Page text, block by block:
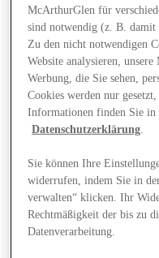
Angebote
McArthurGlen für
sind notwendig (z. B. damit
Zu den nicht notwendigen
Website analysieren,
Werbung, die Sie sehen,
Cookies werden nur
Informationen finden Sie in
Datenschutzerklärung
Sie können Ihre
widerrufen, indem Sie in
verwalten“ klicken. Ihr
Rechtmäßigkeit der bis zu
Datenverarbeitung.